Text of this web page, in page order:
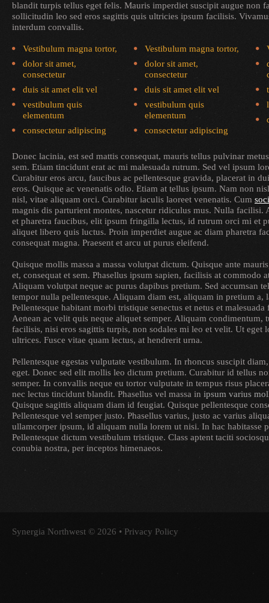
blandit turpis tellus eget felis. Mauris imperdiet suscipit augue non
sollicitudin leo sed eros sagittis quis ultricies ipsum facilisis.
interdum convallis.
Vestibulum magna tortor,
dolor sit amet,
consectetur
duis sit amet elit vel
vestibulum quis
elementum
consectetur adipiscing
Vestibulum magna tortor,
dolor sit amet,
consectetur
duis sit amet elit vel
vestibulum quis
elementum
consectetur adipiscing
Donec lacinia, est sed mattis consequat, mauris tellus pulvinar
sem. Etiam tincidunt erat ac mi malesuada rutrum. Sed vel ipsum
Curabitur eros arcu, faucibus ac pellentesque gravida, placerat in
eros. Quisque ac venenatis odio. Etiam at tellus ipsum. Nam non
nisl, vitae aliquam orci. Curabitur iaculis laoreet venenatis. Cum
magnis dis parturient montes, nascetur ridiculus mus. Nulla facilisi.
et pharetra faucibus, elit ipsum fringilla lectus, id rutrum orci mi et
aliquet libero quis luctus. Proin imperdiet augue ac diam pharetra
consequat magna. Praesent et arcu ut purus eleifend.
Quisque mollis massa a massa volutpat dictum. Quisque ante
et, consequat et sem. Phasellus ipsum sapien, facilisis at commodo
Aliquam volutpat neque ac purus dapibus pretium. Sed accumsan
tempor nulla pellentesque. Aliquam diam est, aliquam in pretium a,
Pellentesque habitant morbi tristique senectus et netus et malesuada
Aenean ac velit quis neque aliquet semper. Aliquam condimentum,
facilisis, nisi eros sagittis turpis, non sodales mi leo et velit. Ut eget
ultrices. Fusce vitae quam lectus, at hendrerit urna.
Pellentesque egestas vulputate vestibulum. In rhoncus suscipit
eget. Donec sed elit mollis leo dictum pretium. Curabitur id tellus
semper. In convallis neque eu tortor vulputate in tempus risus
nec lectus tincidunt blandit. Phasellus vel massa in ipsum varius
Quisque sagittis aliquam diam id feugiat. Quisque pellentesque
Pellentesque vel semper justo. Phasellus varius, justo ac varius
ullamcorper ipsum, id aliquam nulla lorem ut nisi. In hac habitasse
Pellentesque dictum vestibulum tristique. Class aptent taciti
conubia nostra, per inceptos himenaeos.
Synergia Northwest © 2026 • Privacy Policy